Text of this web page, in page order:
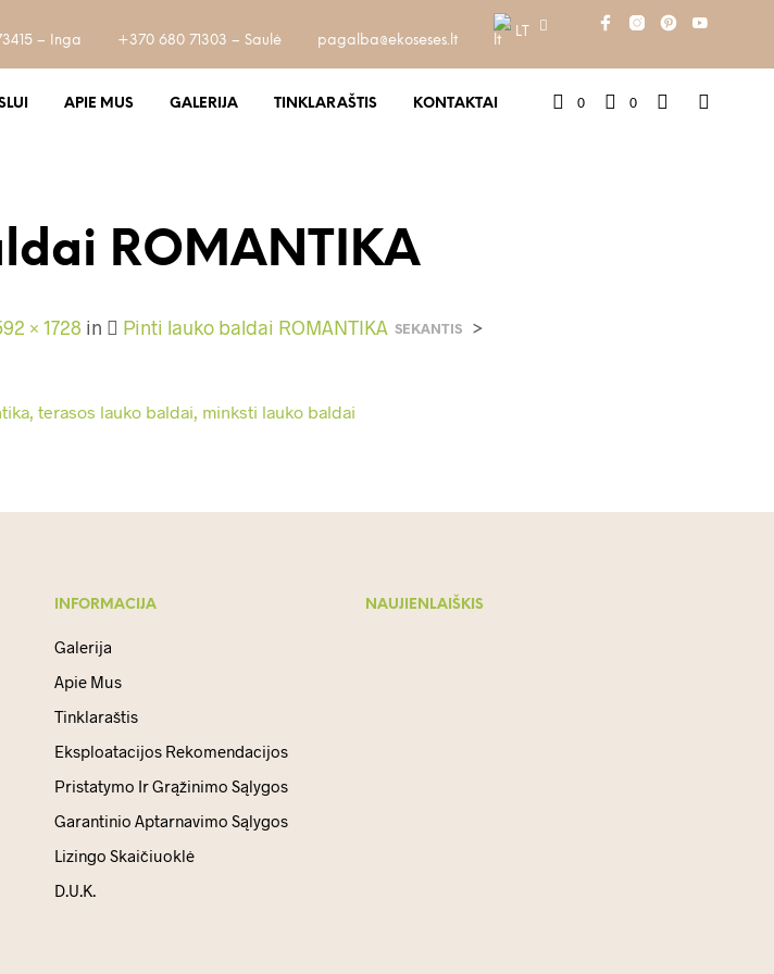
– Inga +370 680 71303 – Saulė pagalba@ekoseses.lt
LT
APIE MUS GALERIJA TINKLARAŠTIS KONTAKTAI 0 0
ROMANTIKA
× 1728 in Pinti lauko baldai ROMANTIKA SEKANTIS >
INFORMACIJA
Galerija
Apie Mus
Tinklaraštis
Eksploatacijos Rekomendacijos
Pristatymo Ir Grąžinimo Sąlygos
Garantinio Aptarnavimo Sąlygos
Lizingo Skaičiuoklė
D.U.K.
NAUJIENLAIŠKIS